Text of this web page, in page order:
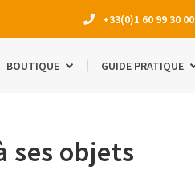
+33(0)1 60 99 30 00
BOUTIQUE GUIDE PRATIQUE
ses objets